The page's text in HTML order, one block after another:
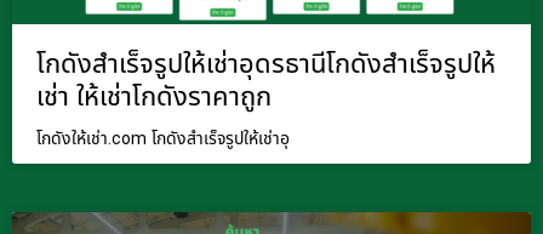
โกดังสำเร็จรูปให้เช่าอุดรธานีโกดังสำเร็จรูปให้
เช่า ให้เช่าโกดังราคาถูก
โกดังให้เช่า.com โกดังสำเร็จรูปให้เช่าอุ